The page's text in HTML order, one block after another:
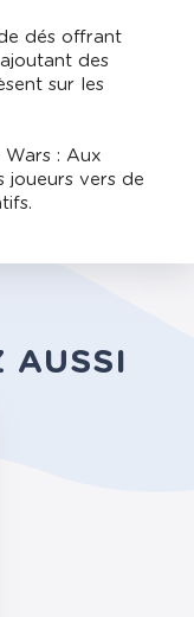
dés offrant
des
sur les
Wars : Aux
joueurs vers de
AUSSI